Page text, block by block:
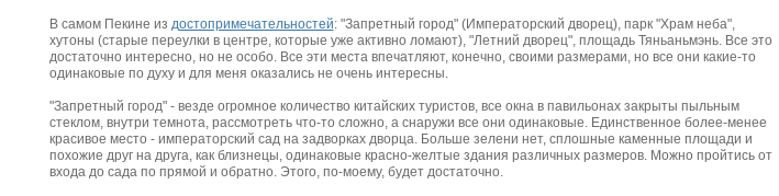
В самом Пекине из достопримечательностей: "Запретный город" (Императорский дворец), парк "Храм неба",
хутоны (старые переулки в центре, которые уже активно ломают), "Летний дворец", площадь Тяньаньмэнь. Все это
достаточно интересно, но не особо. Все эти места впечатляют, конечно, своими размерами, но все они какие-то
одинаковые по духу и для меня оказались не очень интересны.
"Запретный город" - везде огромное количество китайских туристов, все окна в павильонах закрыты пыльным
стеклом, внутри темнота, рассмотреть что-то сложно, а снаружи все они одинаковые. Единственное более-менее
красивое место - императорский сад на задворках дворца. Больше зелени нет, сплошные каменные площади и
похожие друг на друга, как близнецы, одинаковые красно-желтые здания различных размеров. Можно пройтись от
входа до сада по прямой и обратно. Этого, по-моему, будет достаточно.